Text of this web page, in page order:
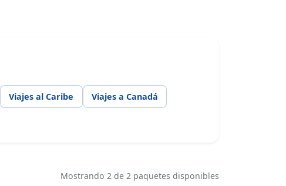
Viajes al Caribe Viajes a Canadá
Mostrando 2 de 2 paquetes disponibles